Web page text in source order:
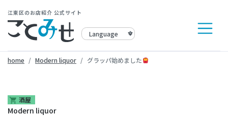
江東区のお店紹介 公式サイト
home Modern liquor グラッパ始めました
shopping_cart 酒屋
Modern liquor